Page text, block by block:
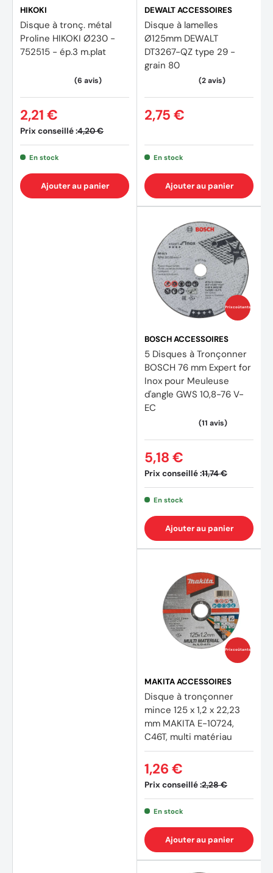
HIKOKI
Disque à tronç. métal
Proline HIKOKI Ø230 -
752515 - ép.3 m.plat
Prix conseillé :4,20 €
2,21 €
En stock
Ajouter au panier
DEWALT ACCESSOIRES
Disque à lamelles
Ø125mm DEWALT
DT3267-QZ type 29 -
grain 80
2,75 €
En stock
Ajouter au panier
Prix coûtants
BOSCH ACCESSOIRES
5 Disques à Tronçonner
BOSCH 76 mm Expert for
Inox pour Meuleuse
d'angle GWS 10,8-76 V-
EC
(11
Prix conseillé :11,74 €
5,18 €
En stock
Ajouter au panier
Prix coûtants
MAKITA ACCESSOIRES
Disque à tronçonner
mince 125 x 1,2 x 22,23
mm MAKITA E-10724,
C46T, multi matériau
Prix conseillé :2,28 €
1,26 €
En stock
Ajouter au panier